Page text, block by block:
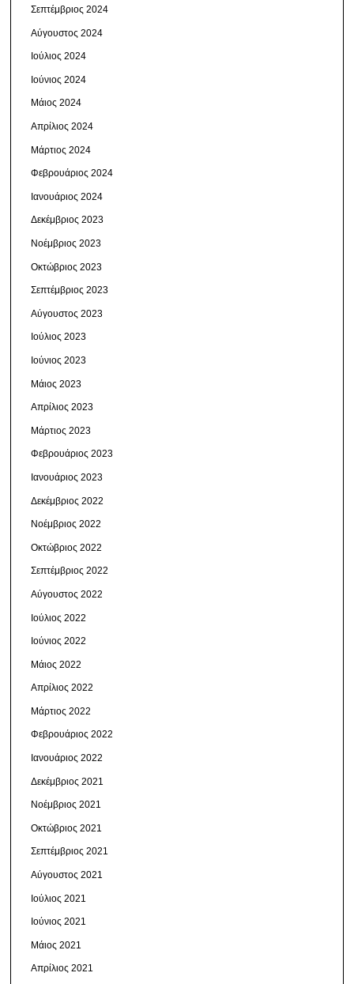
Σεπτέμβριος 2024
Αύγουστος 2024
Ιούλιος 2024
Ιούνιος 2024
Μάιος 2024
Απρίλιος 2024
Μάρτιος 2024
Φεβρουάριος 2024
Ιανουάριος 2024
Δεκέμβριος 2023
Νοέμβριος 2023
Οκτώβριος 2023
Σεπτέμβριος 2023
Αύγουστος 2023
Ιούλιος 2023
Ιούνιος 2023
Μάιος 2023
Απρίλιος 2023
Μάρτιος 2023
Φεβρουάριος 2023
Ιανουάριος 2023
Δεκέμβριος 2022
Νοέμβριος 2022
Οκτώβριος 2022
Σεπτέμβριος 2022
Αύγουστος 2022
Ιούλιος 2022
Ιούνιος 2022
Μάιος 2022
Απρίλιος 2022
Μάρτιος 2022
Φεβρουάριος 2022
Ιανουάριος 2022
Δεκέμβριος 2021
Νοέμβριος 2021
Οκτώβριος 2021
Σεπτέμβριος 2021
Αύγουστος 2021
Ιούλιος 2021
Ιούνιος 2021
Μάιος 2021
Απρίλιος 2021